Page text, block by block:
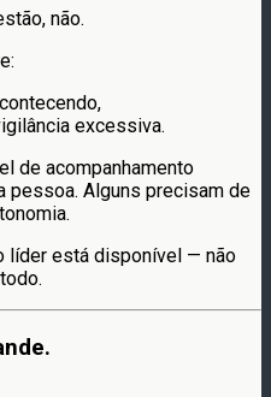
não.
excessiva.
de acompanhamento
pessoa. Alguns precisam de
líder está disponível — não